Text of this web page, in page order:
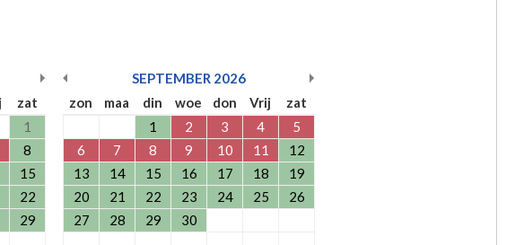
zat
1
8
15
22
29
SEPTEMBER 2026
zon
maa din woe don Vrij
zat
1
2 3 4
5
6
7 8 9 10 11
12
13
14 15 16 17 18
19
20
21 22 23 24 25
26
27
28 29 30